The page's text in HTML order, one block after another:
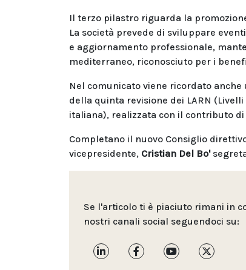
Il terzo pilastro riguarda la
La società prevede di sviluppare
e aggiornamento professionale,
mediterraneo, riconosciuto per i
Nel comunicato viene ricordato
della quinta revisione dei LARN
italiana), realizzata con il contributo di
Completano il nuovo Consiglio
vicepresidente, Cristian Del Bo'
Se l'articolo ti è piaciuto rimani in
nostri canali social seguendoci su: